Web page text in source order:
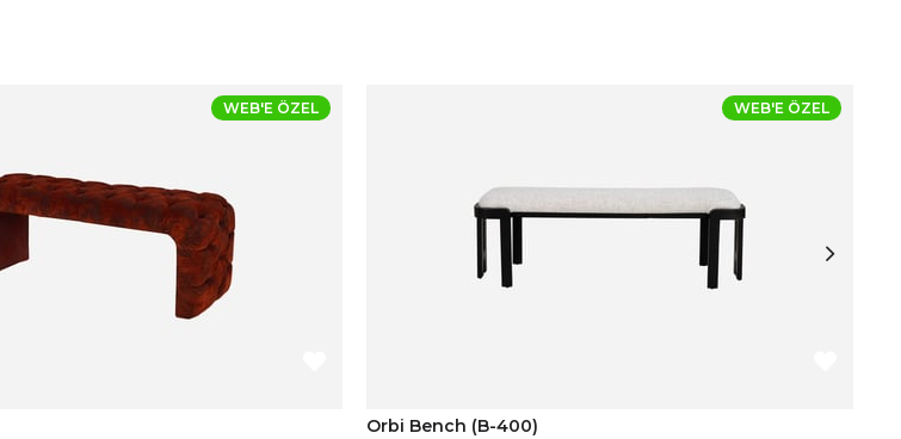
WEB'E ÖZEL
Orbi Bench (B-400)
WEB'E ÖZEL